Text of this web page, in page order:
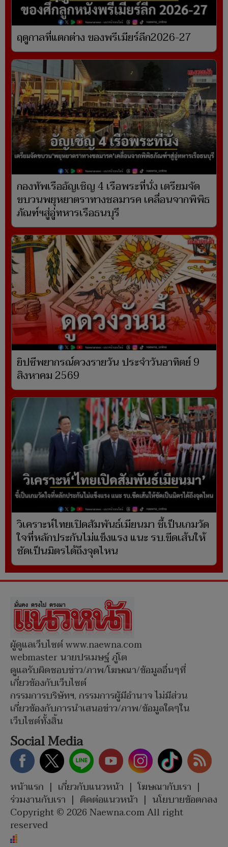
ฤดูกาลที่แตกต่าง ของพรีเมียร์ลีก2026-27
กองทัพเรืออัญเชิญ 4 เรือพระที่นั่ง เตรียมจัด
ขบวนพยุหยาตราทางชลมารค เคลื่อนจากพิพิธ
ภัณฑ์ฯสู่อู่ทหารเรือธนบุรี
ยิปซีพยากรณ์ดวงรายวัน ประจำวันอาทิตย์ 9
สิงหาคม 2569
วิเคราะห์ไทยเปิดสัมพันธ์เมียนมา ชี้เป็นเกมวัด
ใจที่หลักประกันไม่แข็งแรง แนะ รบ.ขีดเส้นให้
ชัดเป็นมิตรได้ถึงจุดไหน
ผู้ดูแลเว็บไซต์ www.naewna.com
webmaster นายปรเมษฐ์ ภู่โต
ดูแลรับผิดชอบข่าว/ภาพ/โฆษณา/ข้อมูลอื่นๆที่
เกี่ยวข้องกับเว็บไซต์
กรรมการบริษัทฯ, กรรมการผู้มีอำนาจ ไม่มีส่วน
เกี่ยวข้องกับการนำเสนอข่าว/ภาพ/ข้อมูลใดๆใน
เว็บไซต์ทั้งสิ้น
Social Media
หน้าแรก | เกี่ยวกับแนวหน้า | โฆษณากับเรา |
ร่วมงานกับเรา | ติดต่อแนวหน้า | นโยบายข้อตกลง
Copyright © 2026 Naewna.com All right
reserved